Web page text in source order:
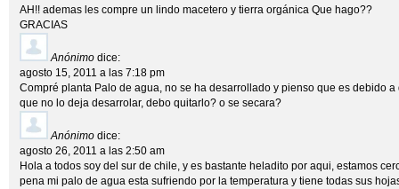
AH!! ademas les compre un lindo macetero y tierra orgánica Que hago??
GRACIAS
Anónimo dice:
agosto 15, 2011 a las 7:18 pm
Compré planta Palo de agua, no se ha desarrollado y pienso que es debido
que no lo deja desarrolar, debo quitarlo? o se secara?
Anónimo dice:
agosto 26, 2011 a las 2:50 am
Hola a todos soy del sur de chile, y es bastante heladito por aqui, estamos
pena mi palo de agua esta sufriendo por la temperatura y tiene todas sus